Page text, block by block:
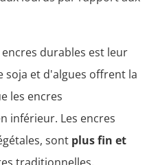
durables est leur
soja et d'algues offrent la
les encres
inférieur. Les encres
sont plus fin et